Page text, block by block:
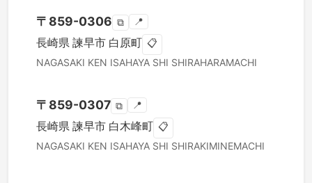
〒 859-0306 ⧉ 📍
長崎県 諫早市 白原町 📋
NAGASAKI KEN ISAHAYA SHI SHIRAHARAMACHI
〒 859-0307 ⧉ 📍
長崎県 諫早市 白木峰町 📋
NAGASAKI KEN ISAHAYA SHI SHIRAKIMINEMACHI